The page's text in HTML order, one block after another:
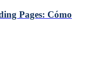
Pages: Cómo